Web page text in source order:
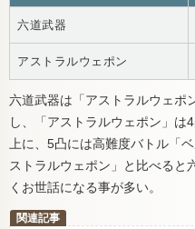
六道武器
アストラルウェポン
六道武器は「アストラルウェポ
し、「アストラルウェポン」は
上に、5凸には高難度バトル「
ストラルウェポン」と比べると
くお世話になる事が多い。